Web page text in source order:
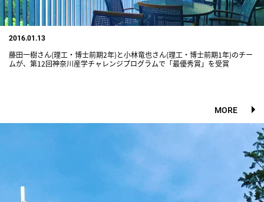
2016.01.13
藤田一樹さん(理工・博士前期2年)と小林竜也さん(理工・博士前期1年)のチー
ムが、第12回神奈川産学チャレンジプログラムで「最優秀賞」を受賞
MORE